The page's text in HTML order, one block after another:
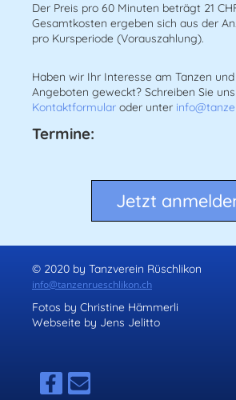
Der Preis pro 60 Minuten beträgt 21
Gesamtkosten ergeben sich aus der
pro Kursperiode (Vorauszahlung).
Haben wir Ihr Interesse am Tanzen
Angeboten geweckt? Schreiben Sie
Kontaktformular oder unter
Termine:
Jetzt
© 2020 by Tanzverein Rüschlikon
info@tanzenrueschlikon.ch
Fotos by Christine Hämmerli
Webseite by Jens Jelitto